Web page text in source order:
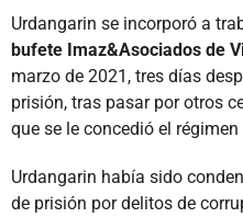
Urdangarin se incorporó a
bufete Imaz&Asociados de
marzo de 2021, tres días
prisión, tras pasar por otros
que se le concedió el
Urdangarin había sido
de prisión por delitos de